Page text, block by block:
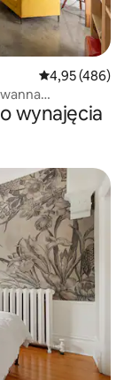
Średnia
4,95 (486)
wynajęcia